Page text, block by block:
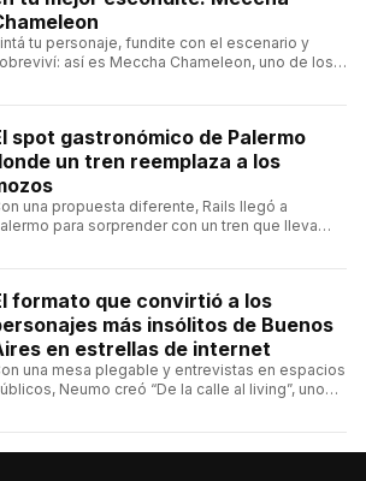
tu personaje, fundite con el escenario y
así es Meccha Chameleon, uno de los
spot gastronómico de Palermo
un tren reemplaza a los
una propuesta diferente, Rails llegó a
para sorprender con un tren que lleva
formato que convirtió a los
más insólitos de Buenos
en estrellas de internet
una mesa plegable y entrevistas en espacios
Neumo creó “De la calle al living”, uno